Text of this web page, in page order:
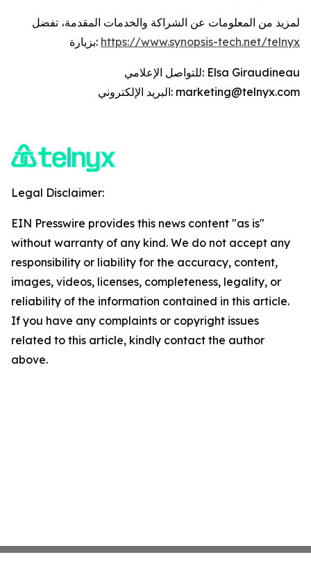
لمزيد من المعلومات عن الشراكة والخدمات المقدمة، تفضل
بزيارة: ‎ https://www.synopsis-tech.net/telnyx
للتواصل الإعلامي: ‎Elsa Giraudineau
البريد الإلكتروني: marketing@telnyx.com
Legal Disclaimer:
EIN Presswire provides this news content "as is"
without warranty of any kind. We do not accept any
responsibility or liability for the accuracy, content,
images, videos, licenses, completeness, legality, or
reliability of the information contained in this article.
If you have any complaints or copyright issues
related to this article, kindly contact the author
above.